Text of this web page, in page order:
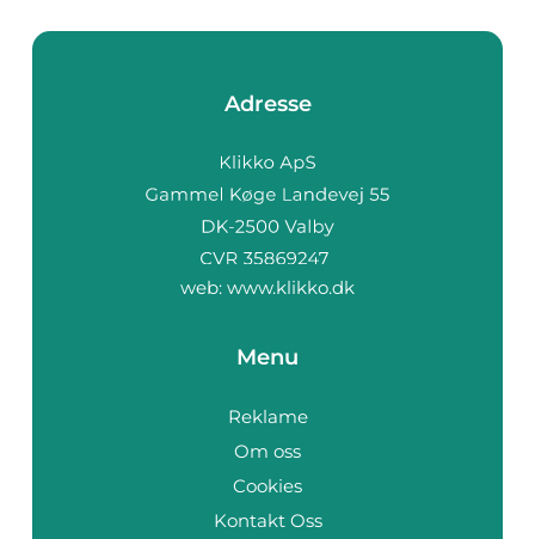
Adresse
web: www.klikko.dk
Menu
Reklame
Om oss
Cookies
Kontakt Oss